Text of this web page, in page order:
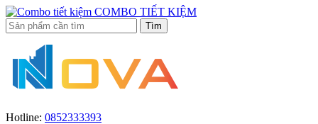
COMBO TIẾT KIỆM
Hotline: 0852333393